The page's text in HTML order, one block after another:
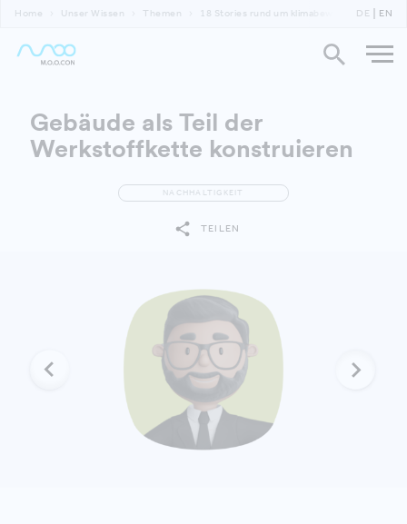
Home Unser Wissen Themen 18 Stories rund um klimabewussteDE EN
Gebäude als Teil der
Werkstoffkette konstruieren
NACHHALTIGKEIT
TEILEN